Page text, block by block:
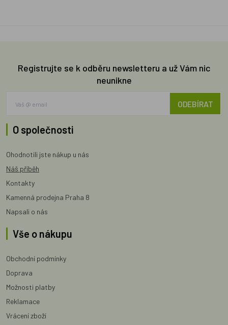
Registrujte se k odběru newsletteru a už Vám nic
neunikne
ODEBÍRAT
O společnosti
Ohodnotili jste nákup u nás
Náš příběh
Kontakty
Kamenná prodejna Praha 8
Napsali o nás
Vše o nákupu
Obchodní podmínky
Doprava
Možnosti platby
Reklamace
Vrácení zboží